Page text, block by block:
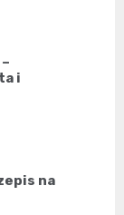
i
na